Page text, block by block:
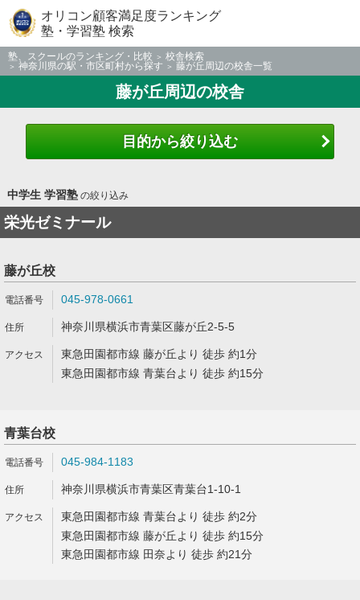
オリコン顧客満足度ランキング
塾・学習塾 検索
塾、スクールのランキング・比較
校舎検索
神奈川県の駅・市区町村から探す
藤が丘周辺の校舎一覧
藤が丘周辺の校舎
目的から絞り込む
中学生 学習塾の絞り込み
栄光ゼミナール
藤が丘校
045-978-0661
神奈川県横浜市青葉区藤が丘2-5-5
東急田園都市線 藤が丘より 徒歩 約1分
東急田園都市線 青葉台より 徒歩 約15分
青葉台校
045-984-1183
神奈川県横浜市青葉区青葉台1-10-1
東急田園都市線 青葉台より 徒歩 約2分
東急田園都市線 藤が丘より 徒歩 約15分
東急田園都市線 田奈より 徒歩 約21分